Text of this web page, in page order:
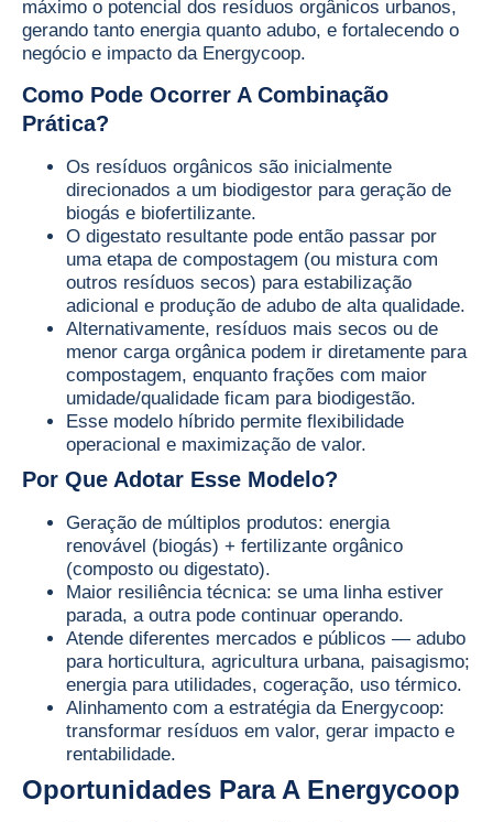
máximo o potencial dos resíduos orgânicos urbanos,
gerando tanto energia quanto adubo, e fortalecendo o
negócio e impacto da Energycoop.
Como Pode Ocorrer A Combinação
Prática?
Os resíduos orgânicos são inicialmente
direcionados a um biodigestor para geração de
biogás e biofertilizante.
O digestato resultante pode então passar por
uma etapa de compostagem (ou mistura com
outros resíduos secos) para estabilização
adicional e produção de adubo de alta qualidade.
Alternativamente, resíduos mais secos ou de
menor carga orgânica podem ir diretamente para
compostagem, enquanto frações com maior
umidade/qualidade ficam para biodigestão.
Esse modelo híbrido permite flexibilidade
operacional e maximização de valor.
Por Que Adotar Esse Modelo?
Geração de múltiplos produtos: energia
renovável (biogás) + fertilizante orgânico
(composto ou digestato).
Maior resiliência técnica: se uma linha estiver
parada, a outra pode continuar operando.
Atende diferentes mercados e públicos — adubo
para horticultura, agricultura urbana, paisagismo;
energia para utilidades, cogeração, uso térmico.
Alinhamento com a estratégia da Energycoop:
transformar resíduos em valor, gerar impacto e
rentabilidade.
Oportunidades Para A Energycoop